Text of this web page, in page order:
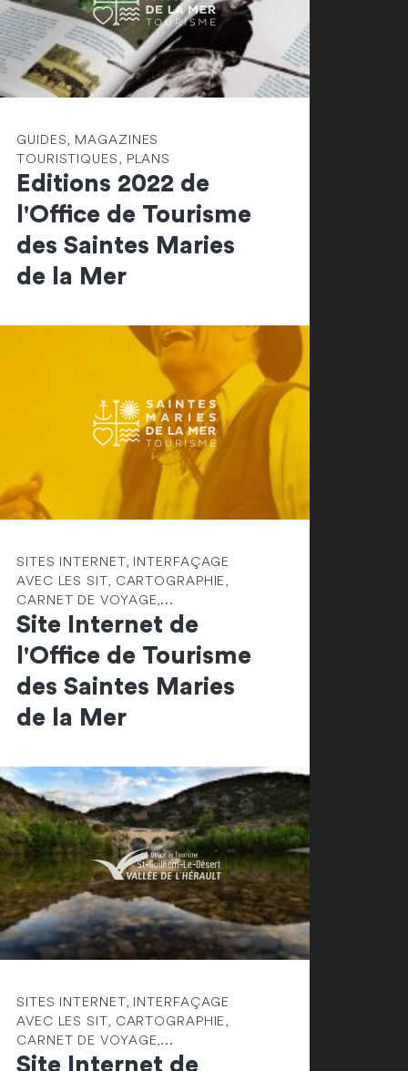
GUIDES, MAGAZINES
TOURISTIQUES, PLANS
Editions 2022 de
l'Office de Tourisme
des Saintes Maries
de la Mer
SITES INTERNET, INTERFAÇAGE
AVEC LES SIT, CARTOGRAPHIE,
CARNET DE VOYAGE,...
Site Internet de
l'Office de Tourisme
des Saintes Maries
de la Mer
SITES INTERNET, INTERFAÇAGE
AVEC LES SIT, CARTOGRAPHIE,
CARNET DE VOYAGE,...
Site Internet de